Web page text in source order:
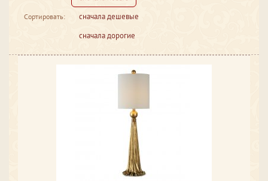
Сортировать:
сначала дешевые
сначала дорогие